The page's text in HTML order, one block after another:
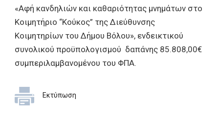
«Αφή κανδηλιών και καθαριότητας μνημάτων στο
Κοιμητήριο “Κούκος” της Διεύθυνσης
Κοιμητηρίων του Δήμου Βόλου», ενδεικτικού
συνολικού προϋπολογισμού δαπάνης 85.808,00€
συμπεριλαμβανομένου του ΦΠΑ.
Εκτύπωση